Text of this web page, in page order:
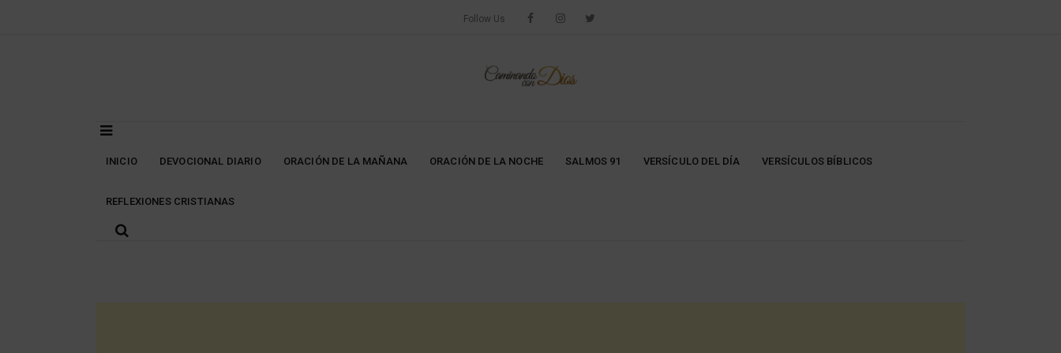
Follow Us
INICIO DEVOCIONAL DIARIO ORACIÓN DE LA MAÑANA ORACIÓN DE LA NOCHE SALMOS 91 VERSÍCULO DEL DÍA VERSÍCULOS BÍBLICOS
REFLEXIONES CRISTIANAS